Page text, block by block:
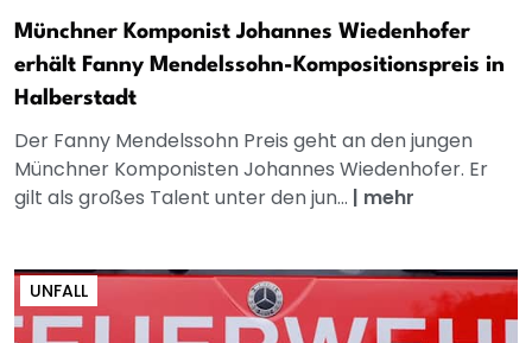
Münchner Komponist Johannes Wiedenhofer
erhält Fanny Mendelssohn-Kompositionspreis in
Halberstadt
Der Fanny Mendelssohn Preis geht an den jungen
Münchner Komponisten Johannes Wiedenhofer. Er
gilt als großes Talent unter den jun... | mehr
UNFALL